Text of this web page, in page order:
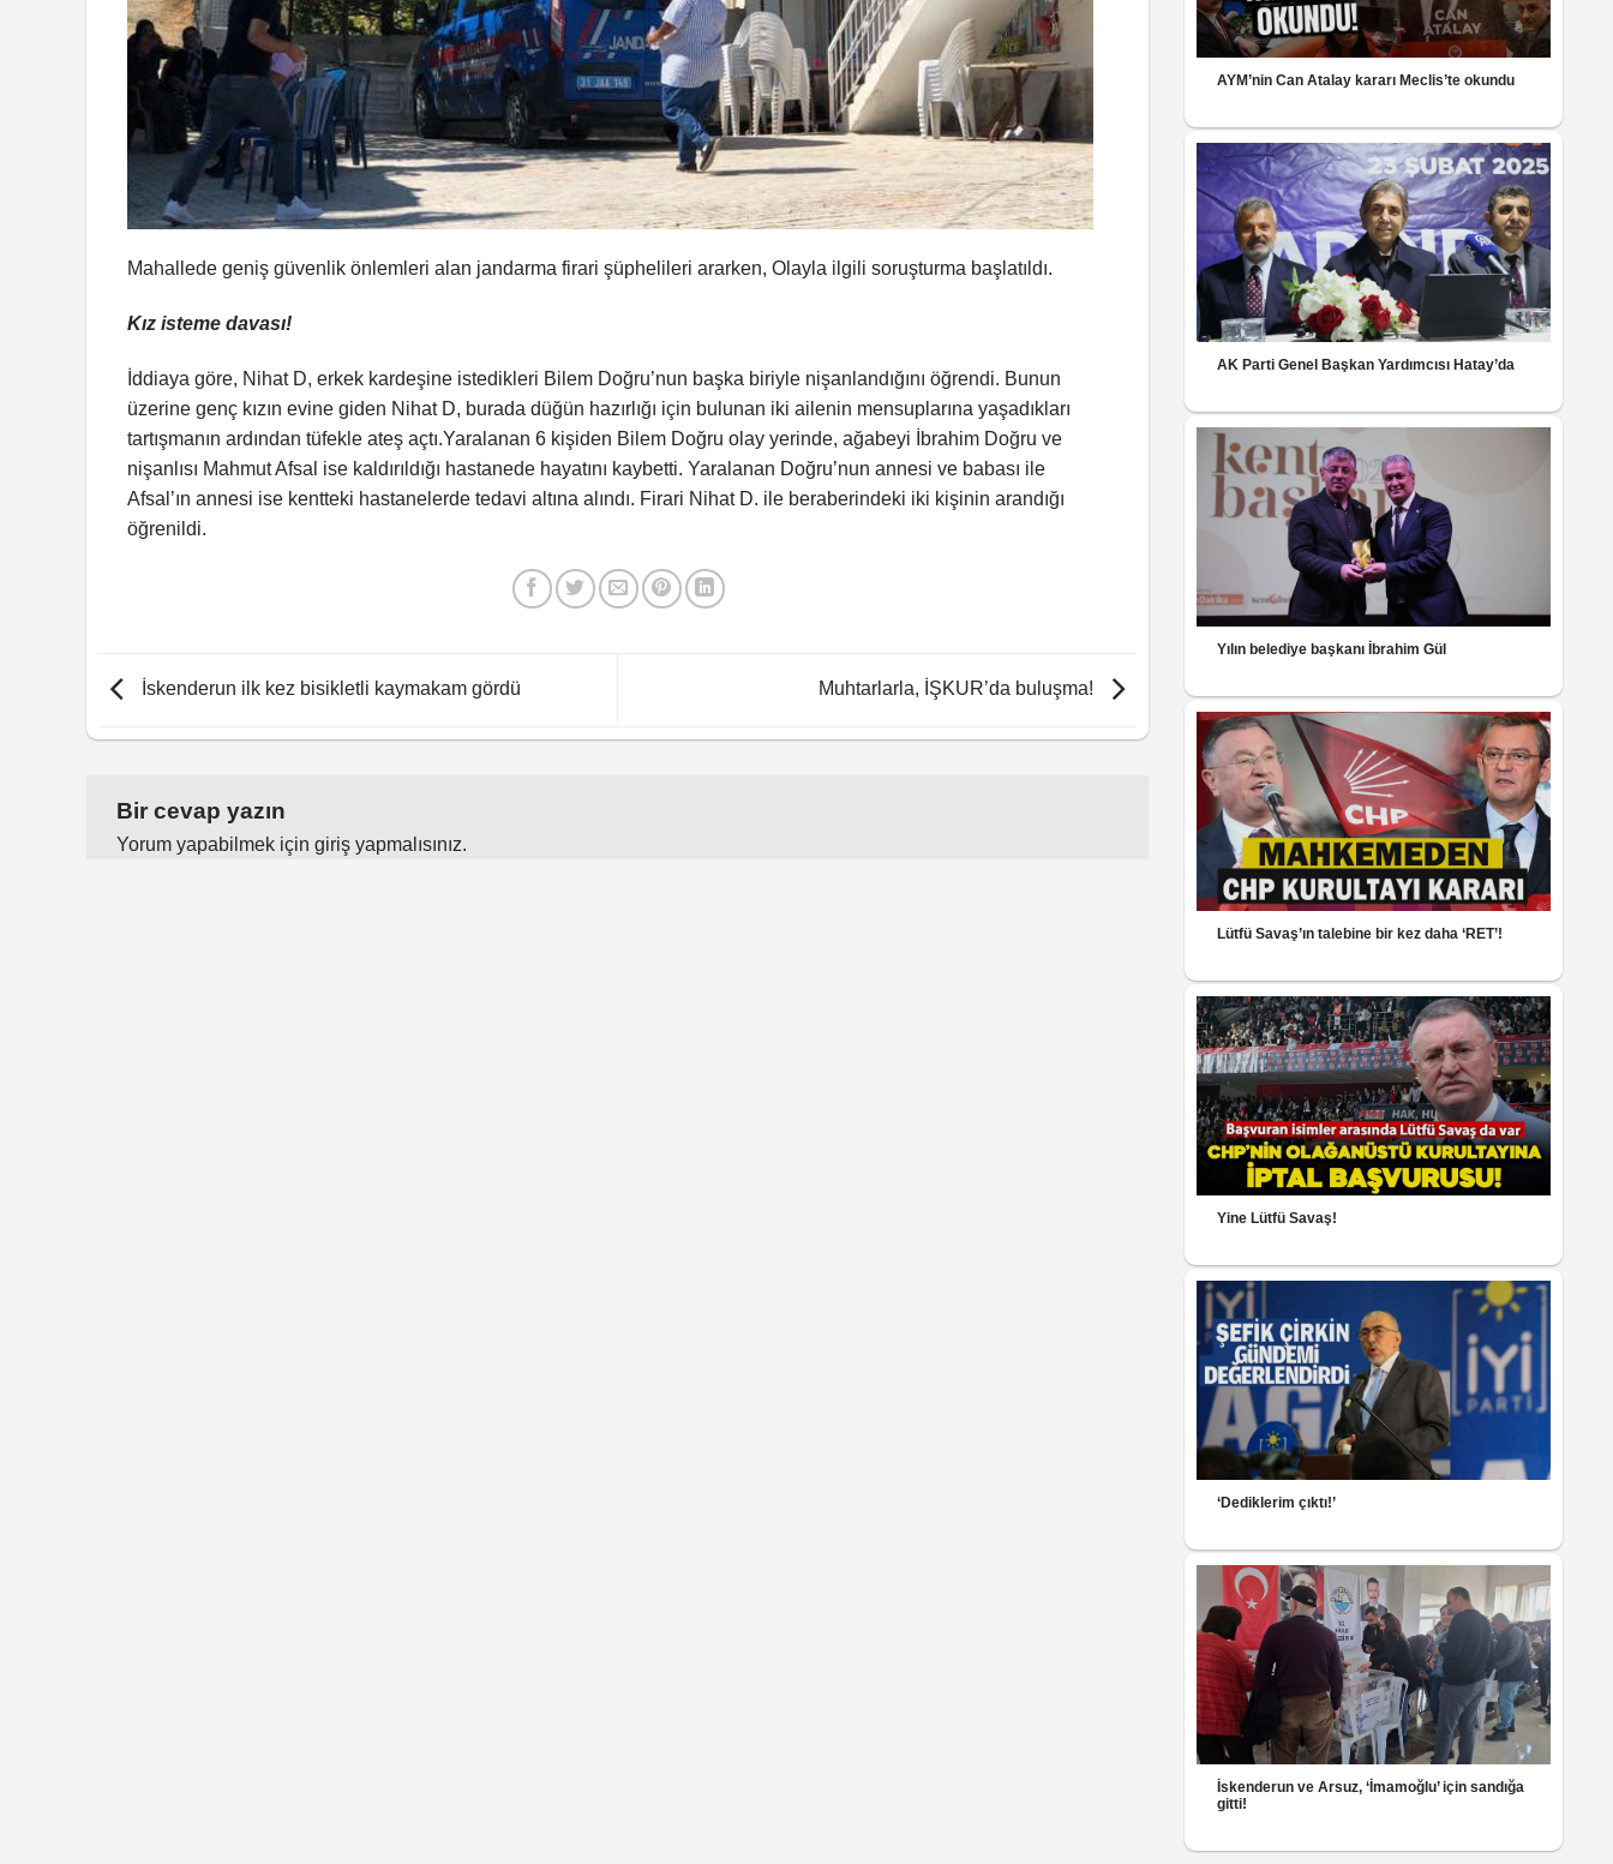
Mahallede geniş güvenlik önlemleri alan jandarma firari şüphelileri ararken, Olayla ilgili soruşturma başlatıldı.
Kız isteme davası!
İddiaya göre, Nihat D, erkek kardeşine istedikleri Bilem Doğru’nun başka biriyle nişanlandığını öğrendi. Bunun
üzerine genç kızın evine giden Nihat D, burada düğün hazırlığı için bulunan iki ailenin mensuplarına yaşadıkları
tartışmanın ardından tüfekle ateş açtı.Yaralanan 6 kişiden Bilem Doğru olay yerinde, ağabeyi İbrahim Doğru ve
nişanlısı Mahmut Afsal ise kaldırıldığı hastanede hayatını kaybetti. Yaralanan Doğru’nun annesi ve babası ile
Afsal’ın annesi ise kentteki hastanelerde tedavi altına alındı. Firari Nihat D. ile beraberindeki iki kişinin arandığı
öğrenildi.
İskenderun ilk kez bisikletli kaymakam gördü Muhtarlarla, İŞKUR’da buluşma!
Bir cevap yazın
Yorum yapabilmek için giriş yapmalısınız.
AYM’nin Can Atalay kararı Meclis’te okundu
AK Parti Genel Başkan Yardımcısı Hatay’da
Yılın belediye başkanı İbrahim Gül
Lütfü Savaş’ın talebine bir kez daha ‘RET’!
Yine Lütfü Savaş!
‘Dediklerim çıktı!’
İskenderun ve Arsuz, ‘İmamoğlu’ için sandığa
gitti!